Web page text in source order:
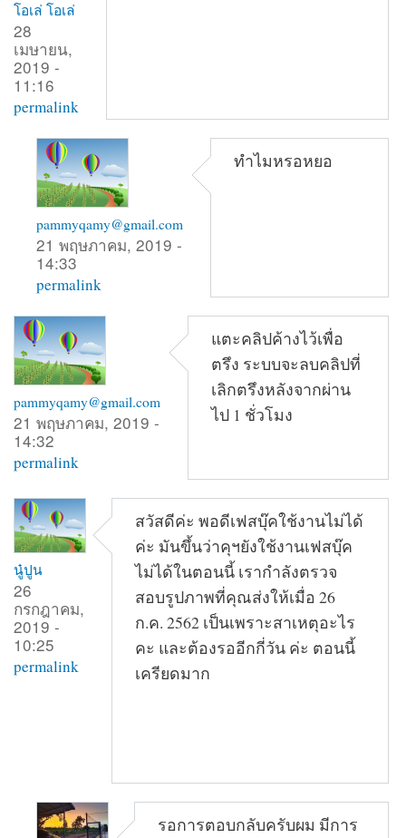
โอเล่ โอเล่
28
เมษายน,
2019 -
11:16
permalink
pammyqamy@gmail.com
21 พฤษภาคม, 2019 -
14:33
permalink
ทำไมหรอหยอ
pammyqamy@gmail.com
21 พฤษภาคม, 2019 -
14:32
permalink
แตะคลิปค้างไว้เพื่อ
ตรึง ระบบจะลบคลิปที่
เลิกตรึงหลังจากผ่าน
ไป 1 ชั่วโมง
นู๋ปูน
26
กรกฎาคม,
2019 -
10:25
permalink
สวัสดีค่ะ พอดีเฟสบุ๊คใช้งานไม่ได้
ค่ะ มันขึ้นว่าคุฯยังใช้งานเฟสบุ๊ค
ไม่ได้ในตอนนี้ เรากำลังตรวจ
สอบรูปภาพที่คุณส่งให้เมื่อ 26
ก.ค. 2562 เป็นเพราะสาเหตุอะไร
คะ และต้องรออีกกี่วัน ค่ะ ตอนนี้
เครียดมาก
รอการตอบกลับครับผม มีการ